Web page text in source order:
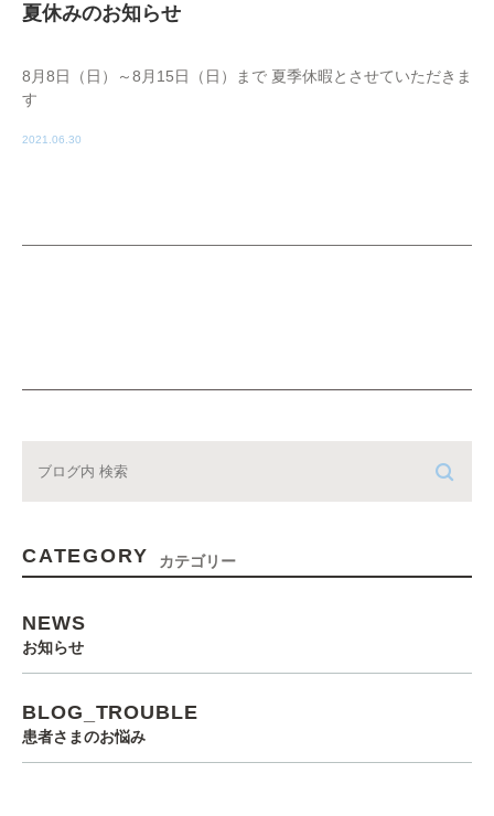
夏休みのお知らせ
8月8日（日）～8月15日（日）まで 夏季休暇とさせていただきま
す
2021.06.30
CATEGORY カテゴリー
NEWS
お知らせ
BLOG_TROUBLE
患者さまのお悩み